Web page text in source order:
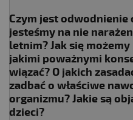
Czym jest odwodnienie
jesteśmy na nie
letnim? Jak się
jakimi poważnymi
wiązać? O jakich
zadbać o właściwe
organizmu? Jakie są
dzieci?